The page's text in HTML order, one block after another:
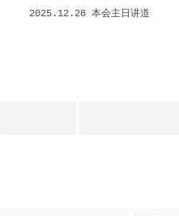
2025.12.28 本会主日讲道